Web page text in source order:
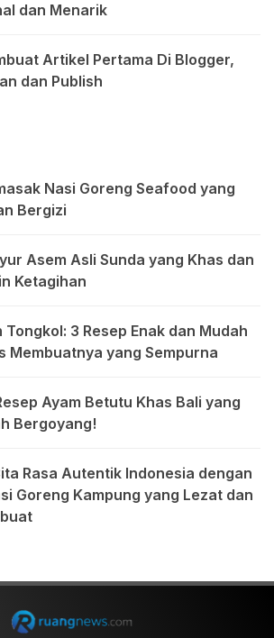
dan Menarik
Artikel Pertama Di Blogger,
dan Publish
Nasi Goreng Seafood yang
Bergizi
Asem Asli Sunda yang Khas dan
Ketagihan
Tongkol: 3 Resep Enak dan Mudah
Membuatnya yang Sempurna
Ayam Betutu Khas Bali yang
Bergoyang!
Rasa Autentik Indonesia dengan
Goreng Kampung yang Lezat dan